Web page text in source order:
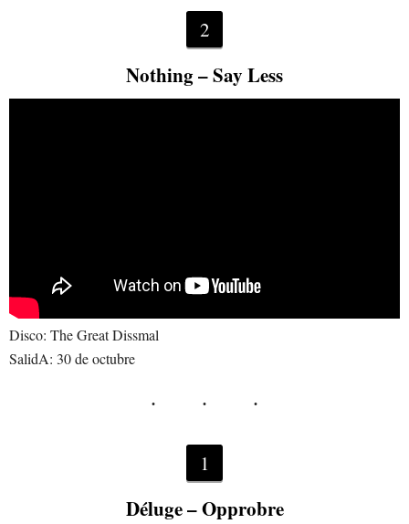
2
Nothing – Say Less
Disco: The Great Dissmal
SalidA: 30 de octubre
1
Déluge – Opprobre